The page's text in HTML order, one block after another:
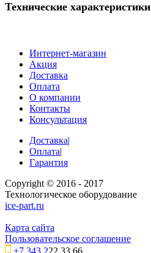
Технические характеристики
Интернет-магазин
Акция
Доставка
Оплата
О компании
Контакты
Консультация
Доставка|
Оплата|
Гарантия
Copyright © 2016 - 2017
Технологическое оборудование
ice-part.ru
Карта сайта
Пользовательское соглашение